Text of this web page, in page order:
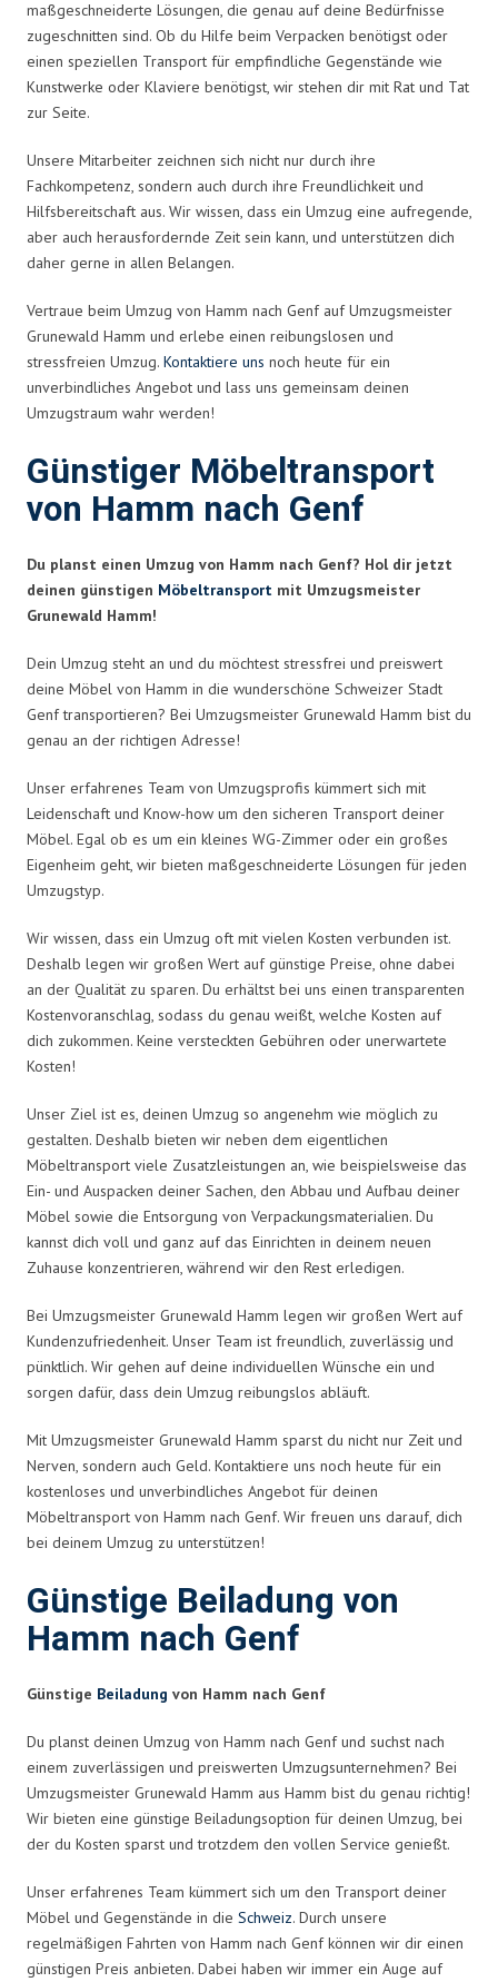
maßgeschneiderte Lösungen, die genau auf deine Bedürfnisse
zugeschnitten sind. Ob du Hilfe beim Verpacken benötigst oder
einen speziellen Transport für empfindliche Gegenstände wie
Kunstwerke oder Klaviere benötigst, wir stehen dir mit Rat und Tat
zur Seite.
Unsere Mitarbeiter zeichnen sich nicht nur durch ihre
Fachkompetenz, sondern auch durch ihre Freundlichkeit und
Hilfsbereitschaft aus. Wir wissen, dass ein Umzug eine aufregende,
aber auch herausfordernde Zeit sein kann, und unterstützen dich
daher gerne in allen Belangen.
Vertraue beim Umzug von Hamm nach Genf auf Umzugsmeister
Grunewald Hamm und erlebe einen reibungslosen und
stressfreien Umzug. Kontaktiere uns noch heute für ein
unverbindliches Angebot und lass uns gemeinsam deinen
Umzugstraum wahr werden!
Günstiger Möbeltransport
von Hamm nach Genf
Du planst einen Umzug von Hamm nach Genf? Hol dir jetzt
deinen günstigen Möbeltransport mit Umzugsmeister
Grunewald Hamm!
Dein Umzug steht an und du möchtest stressfrei und preiswert
deine Möbel von Hamm in die wunderschöne Schweizer Stadt
Genf transportieren? Bei Umzugsmeister Grunewald Hamm bist du
genau an der richtigen Adresse!
Unser erfahrenes Team von Umzugsprofis kümmert sich mit
Leidenschaft und Know-how um den sicheren Transport deiner
Möbel. Egal ob es um ein kleines WG-Zimmer oder ein großes
Eigenheim geht, wir bieten maßgeschneiderte Lösungen für jeden
Umzugstyp.
Wir wissen, dass ein Umzug oft mit vielen Kosten verbunden ist.
Deshalb legen wir großen Wert auf günstige Preise, ohne dabei
an der Qualität zu sparen. Du erhältst bei uns einen transparenten
Kostenvoranschlag, sodass du genau weißt, welche Kosten auf
dich zukommen. Keine versteckten Gebühren oder unerwartete
Kosten!
Unser Ziel ist es, deinen Umzug so angenehm wie möglich zu
gestalten. Deshalb bieten wir neben dem eigentlichen
Möbeltransport viele Zusatzleistungen an, wie beispielsweise das
Ein- und Auspacken deiner Sachen, den Abbau und Aufbau deiner
Möbel sowie die Entsorgung von Verpackungsmaterialien. Du
kannst dich voll und ganz auf das Einrichten in deinem neuen
Zuhause konzentrieren, während wir den Rest erledigen.
Bei Umzugsmeister Grunewald Hamm legen wir großen Wert auf
Kundenzufriedenheit. Unser Team ist freundlich, zuverlässig und
pünktlich. Wir gehen auf deine individuellen Wünsche ein und
sorgen dafür, dass dein Umzug reibungslos abläuft.
Mit Umzugsmeister Grunewald Hamm sparst du nicht nur Zeit und
Nerven, sondern auch Geld. Kontaktiere uns noch heute für ein
kostenloses und unverbindliches Angebot für deinen
Möbeltransport von Hamm nach Genf. Wir freuen uns darauf, dich
bei deinem Umzug zu unterstützen!
Günstige Beiladung von
Hamm nach Genf
Günstige Beiladung von Hamm nach Genf
Du planst deinen Umzug von Hamm nach Genf und suchst nach
einem zuverlässigen und preiswerten Umzugsunternehmen? Bei
Umzugsmeister Grunewald Hamm aus Hamm bist du genau richtig!
Wir bieten eine günstige Beiladungsoption für deinen Umzug, bei
der du Kosten sparst und trotzdem den vollen Service genießt.
Unser erfahrenes Team kümmert sich um den Transport deiner
Möbel und Gegenstände in die Schweiz. Durch unsere
regelmäßigen Fahrten von Hamm nach Genf können wir dir einen
günstigen Preis anbieten. Dabei haben wir immer ein Auge auf